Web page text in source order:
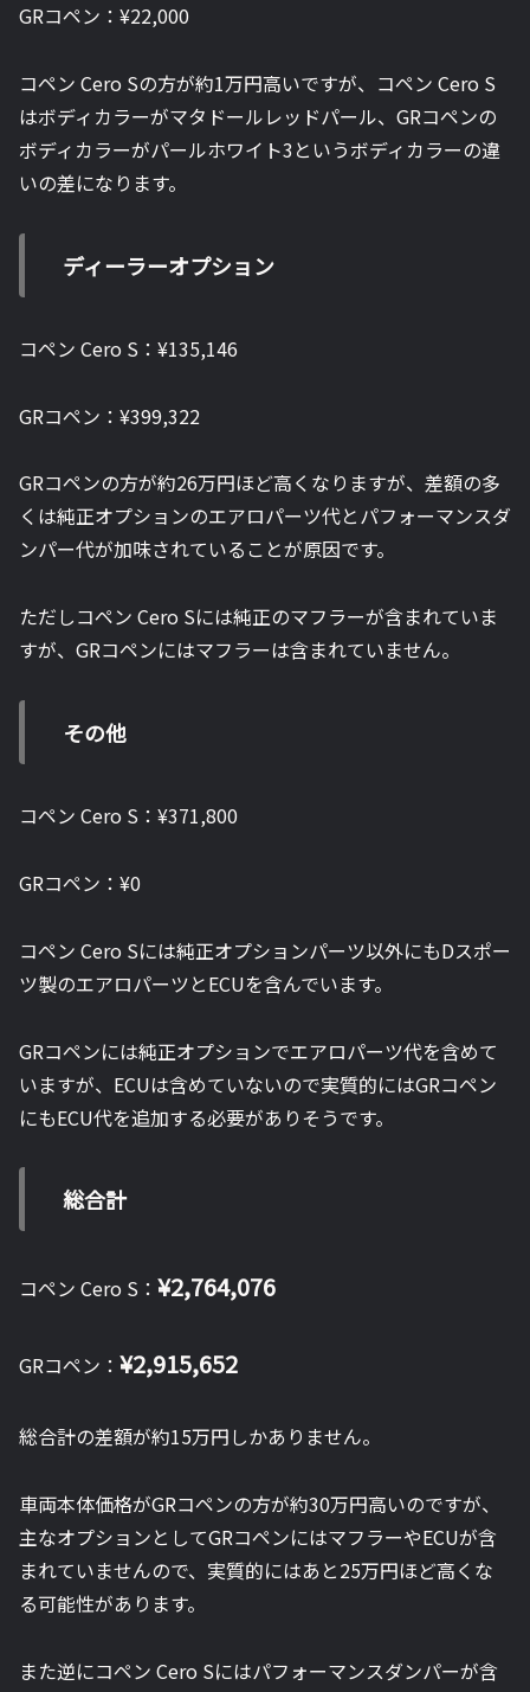
GRコペン：¥22,000
コペン Cero Sの方が約1万円高いですが、コペン Cero S
はボディカラーがマタドールレッドパール、GRコペンの
ボディカラーがパールホワイト3というボディカラーの違
いの差になります。
ディーラーオプション
コペン Cero S： ¥135,146
GRコペン： ¥399,322
GRコペンの方が約26万円ほど高くなりますが、差額の多
くは純正オプションのエアロパーツ代とパフォーマンスダ
ンパー代が加味されていることが原因です。
ただしコペン Cero Sには純正のマフラーが含まれていま
すが、GRコペンにはマフラーは含まれていません。
その他
コペン Cero S：¥371,800
GRコペン： ¥0
コペン Cero Sには純正オプションパーツ以外にもDスポー
ツ製のエアロパーツとECUを含んでいます。
GRコペンには純正オプションでエアロパーツ代を含めて
いますが、ECUは含めていないので実質的にはGRコペン
にもECU代を追加する必要がありそうです。
総合計
コペン Cero S： ¥2,764,076
GRコペン： ¥2,915,652
総合計の差額が約15万円しかありません。
車両本体価格がGRコペンの方が約30万円高いのですが、
主なオプションとしてGRコペンにはマフラーやECUが含
まれていませんので、実質的にはあと25万円ほど高くな
る可能性があります。
また逆にコペン Cero Sにはパフォーマンスダンパーが含